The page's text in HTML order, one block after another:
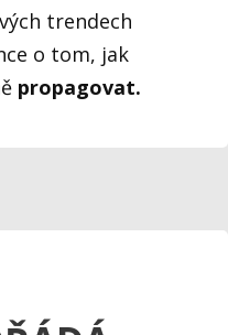
trendech
o tom, jak
propagovat.